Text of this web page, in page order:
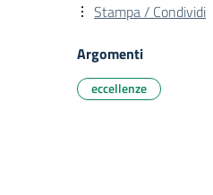
Stampa / Condividi
Argomenti
eccellenze